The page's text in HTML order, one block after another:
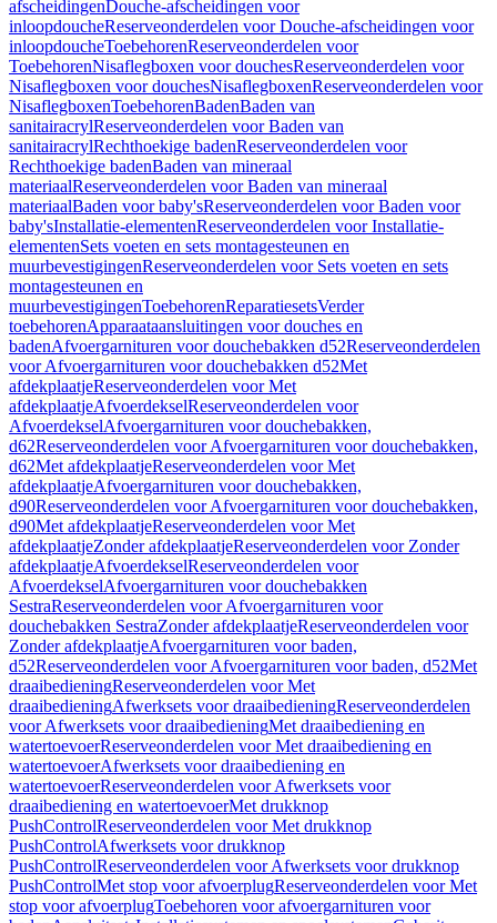
afscheidingenDouche-afscheidingen voor
inloopdoucheReserveonderdelen voor Douche-afscheidingen voor
inloopdoucheToebehorenReserveonderdelen voor
ToebehorenNisaflegboxen voor douchesReserveonderdelen voor
Nisaflegboxen voor douchesNisaflegboxenReserveonderdelen voor
NisaflegboxenToebehorenBadenBaden van
sanitairacrylReserveonderdelen voor Baden van
sanitairacrylRechthoekige badenReserveonderdelen voor
Rechthoekige badenBaden van mineraal
materiaalReserveonderdelen voor Baden van mineraal
materiaalBaden voor baby'sReserveonderdelen voor Baden voor
baby'sInstallatie-elementenReserveonderdelen voor Installatie-
elementenSets voeten en sets montagesteunen en
muurbevestigingenReserveonderdelen voor Sets voeten en sets
montagesteunen en
muurbevestigingenToebehorenReparatiesetsVerder
toebehorenApparaataansluitingen voor douches en
badenAfvoergarnituren voor douchebakken d52Reserveonderdelen
voor Afvoergarnituren voor douchebakken d52Met
afdekplaatjeReserveonderdelen voor Met
afdekplaatjeAfvoerdekselReserveonderdelen voor
AfvoerdekselAfvoergarnituren voor douchebakken,
d62Reserveonderdelen voor Afvoergarnituren voor douchebakken,
d62Met afdekplaatjeReserveonderdelen voor Met
afdekplaatjeAfvoergarnituren voor douchebakken,
d90Reserveonderdelen voor Afvoergarnituren voor douchebakken,
d90Met afdekplaatjeReserveonderdelen voor Met
afdekplaatjeZonder afdekplaatjeReserveonderdelen voor Zonder
afdekplaatjeAfvoerdekselReserveonderdelen voor
AfvoerdekselAfvoergarnituren voor douchebakken
SestraReserveonderdelen voor Afvoergarnituren voor
douchebakken SestraZonder afdekplaatjeReserveonderdelen voor
Zonder afdekplaatjeAfvoergarnituren voor baden,
d52Reserveonderdelen voor Afvoergarnituren voor baden, d52Met
draaibedieningReserveonderdelen voor Met
draaibedieningAfwerksets voor draaibedieningReserveonderdelen
voor Afwerksets voor draaibedieningMet draaibediening en
watertoevoerReserveonderdelen voor Met draaibediening en
watertoevoerAfwerksets voor draaibediening en
watertoevoerReserveonderdelen voor Afwerksets voor
draaibediening en watertoevoerMet drukknop
PushControlReserveonderdelen voor Met drukknop
PushControlAfwerksets voor drukknop
PushControlReserveonderdelen voor Afwerksets voor drukknop
PushControlMet stop voor afvoerplugReserveonderdelen voor Met
stop voor afvoerplugToebehoren voor afvoergarnituren voor